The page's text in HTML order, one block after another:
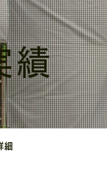
績
細